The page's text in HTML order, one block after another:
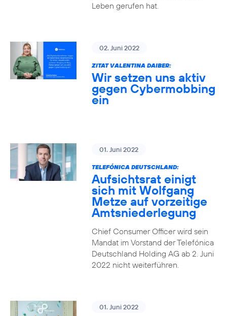
Leben gerufen hat.
02. Juni 2022
ZITAT VALENTINA DAIBER:
Wir setzen uns aktiv
gegen Cybermobbing
ein
01. Juni 2022
TELEFÓNICA DEUTSCHLAND:
Aufsichtsrat einigt
sich mit Wolfgang
Metze auf vorzeitige
Amtsniederlegung
Chief Consumer Officer wird sein
Mandat im Vorstand der Telefónica
Deutschland Holding AG ab 2. Juni
2022 nicht weiterführen.
01. Juni 2022